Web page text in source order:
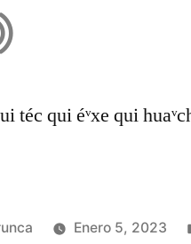
téc qui éᵛxe qui
Enero 5, 2023